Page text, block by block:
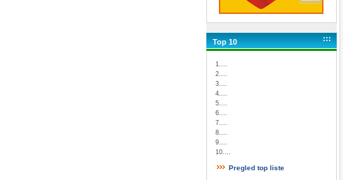
Top 10 :::
1....
2....
3....
4....
5....
6....
7....
8....
9....
10....
Pregled top liste